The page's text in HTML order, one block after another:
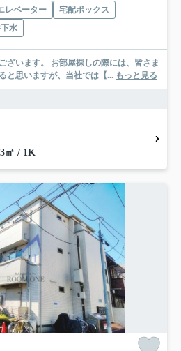
レベーター
宅配ボックス
水
しの際には、皆さま
と思いますが、当社では【... もっと見る
㎡ / 1K